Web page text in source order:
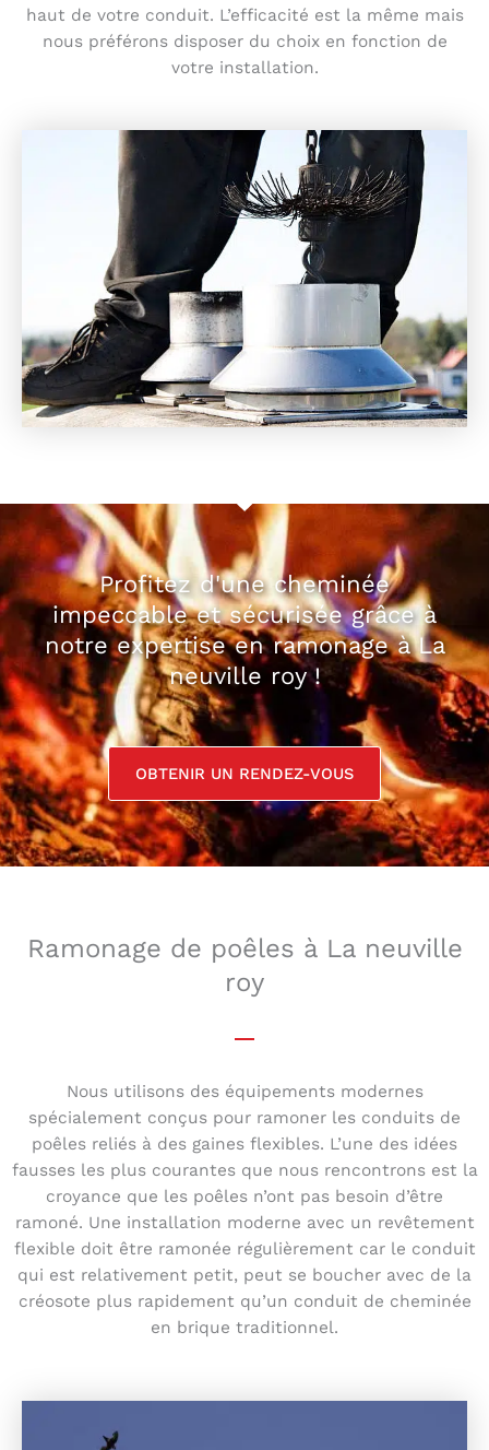
haut de votre conduit. L’efficacité est la même mais
nous préférons disposer du choix en fonction de
votre installation.
Profitez d'une cheminée
impeccable et sécurisée grâce à
notre expertise en ramonage à La
neuville roy !
OBTENIR UN RENDEZ-VOUS
Ramonage de poêles à La neuville
roy
Nous utilisons des équipements modernes
spécialement conçus pour ramoner les conduits de
poêles reliés à des gaines flexibles. L’une des idées
fausses les plus courantes que nous rencontrons est la
croyance que les poêles n’ont pas besoin d’être
ramoné. Une installation moderne avec un revêtement
flexible doit être ramonée régulièrement car le conduit
qui est relativement petit, peut se boucher avec de la
créosote plus rapidement qu’un conduit de cheminée
en brique traditionnel.